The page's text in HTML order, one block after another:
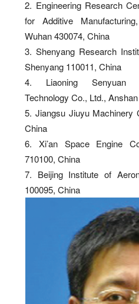
2. Engineering Research
for Additive
Wuhan 430074, China
3. Shenyang Research
Shenyang 110011, China
4. Liaoning Senyuan
Technology Co., Ltd., Anshan
5. Jiangsu Jiuyu Machinery
China
6. Xi’an Space Engine
710100, China
7. Beijing Institute of
100095, China